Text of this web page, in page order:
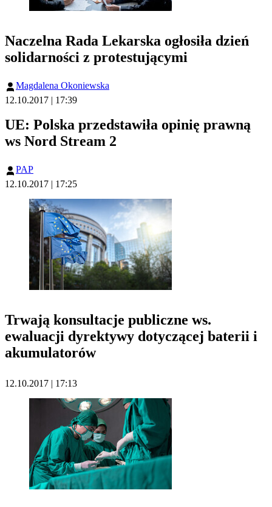
Naczelna Rada Lekarska ogłosiła dzień
solidarności z protestującymi
Magdalena Okoniewska
12.10.2017 | 17:39
UE: Polska przedstawiła opinię prawną
ws Nord Stream 2
PAP
12.10.2017 | 17:25
Trwają konsultacje publiczne ws.
ewaluacji dyrektywy dotyczącej baterii i
akumulatorów
12.10.2017 | 17:13